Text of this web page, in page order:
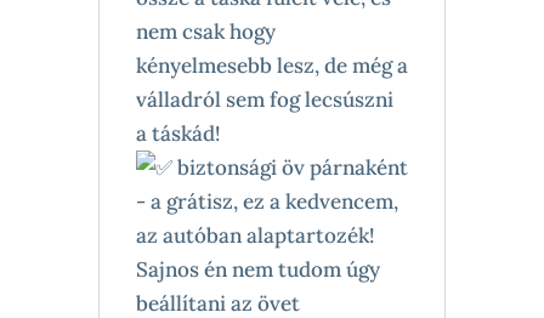
nem csak hogy
kényelmesebb lesz, de még a
válladról sem fog lecsúszni
a táskád!
biztonsági öv párnaként
- a grátisz, ez a kedvencem,
az autóban alaptartozék!
Sajnos én nem tudom úgy
beállítani az övet